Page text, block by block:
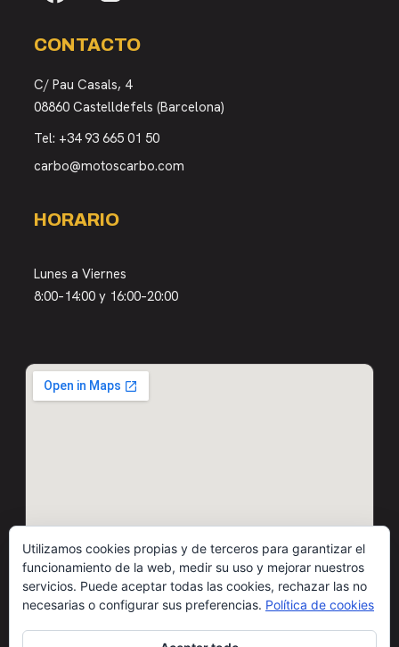
CONTACTO
C/ Pau Casals, 4
08860 Castelldefels (Barcelona)
Tel: +34 93 665 01 50
carbo@motoscarbo.com
HORARIO
Lunes a Viernes
8:00–14:00 y 16:00–20:00
Utilizamos cookies propias y de terceros para garantizar el
funcionamiento de la web, medir su uso y mejorar nuestros
servicios. Puede aceptar todas las cookies, rechazar las no
necesarias o configurar sus preferencias. Política de cookies